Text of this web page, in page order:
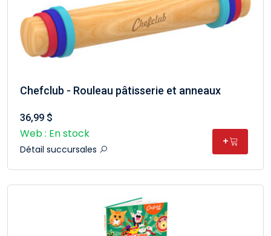
Chefclub - Rouleau pâtisserie et anneaux
36,99 $
Web : En stock
Détail succursales
+